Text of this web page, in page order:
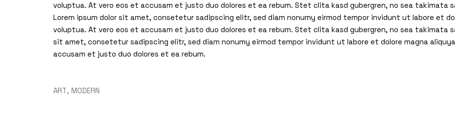
voluptua. At vero eos et accusam et justo duo dolores et ea rebum. Stet clita kasd gubergren, no sea takimata
Lorem ipsum dolor sit amet, consetetur sadipscing elitr, sed diam nonumy eirmod tempor invidunt ut labore et
voluptua. At vero eos et accusam et justo duo dolores et ea rebum. Stet clita kasd gubergren, no sea takimata
sit amet, consetetur sadipscing elitr, sed diam nonumy eirmod tempor invidunt ut labore et dolore magna
accusam et justo duo dolores et ea rebum.
ART MODERN